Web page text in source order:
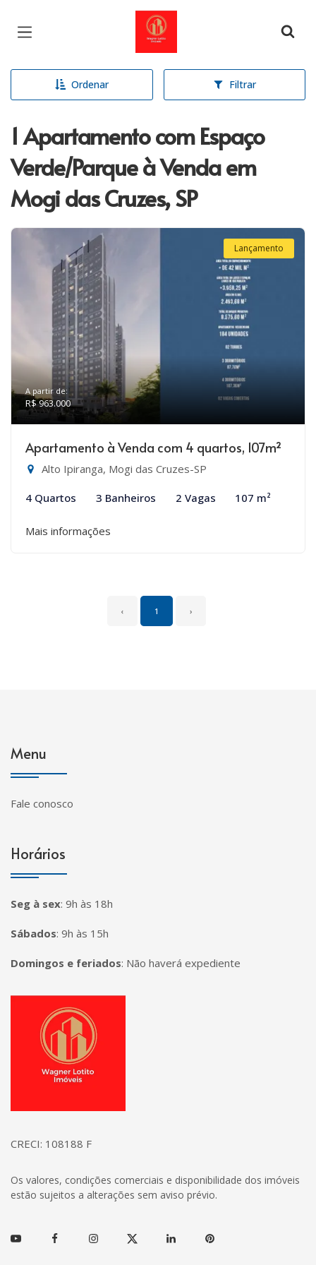
Página inicial
Ordenar Filtrar
1 Apartamento com Espaço
Verde/Parque à Venda em
Mogi das Cruzes, SP
Lançamento
A partir de:
R$ 963.000
Apartamento à Venda com 4 quartos, 107m²
Alto Ipiranga, Mogi das Cruzes-SP
4 Quartos 3 Banheiros 2 Vagas 107 m²
Mais informações
‹ 1 ›
Menu
Fale conosco
Horários
Seg à sex: 9h às 18h
Sábados: 9h às 15h
Domingos e feriados: Não haverá expediente
Página inicial
CRECI: 108188 F
Os valores, condições comerciais e disponibilidade dos imóveis
estão sujeitos a alterações sem aviso prévio.
Youtube FacebookInstagramTwitter Linkedin Pinterest